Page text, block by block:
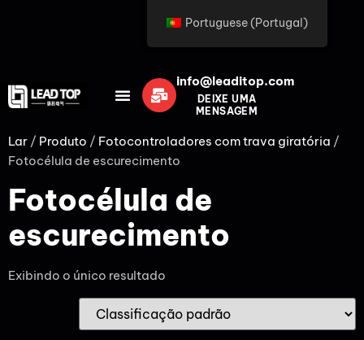
info@leaditop.com
DEIXE UMA
MENSAGEM
Lar / Produto / Fotocontroladores com trava giratória /
Fotocélula de escurecimento
Fotocélula de
escurecimento
Exibindo o único resultado
Portuguese (Portugal)